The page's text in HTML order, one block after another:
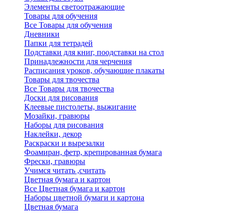
Элементы светоотражающие
Товары для обучения
Все Товары для обучения
Дневники
Папки для тетрадей
Подставки для книг, поодставки на стол
Принадлежности для черчения
Расписания уроков, обучающие плакаты
Товары для твочества
Все Товары для твочества
Доски для рисования
Клеевые пистолеты, выжигание
Мозайки, гравюры
Наборы для рисования
Наклейки, декор
Раскраски и вырезалки
Фоамиран, фетр, крепированная бумага
Фрески, гравюры
Учимся читать ,считать
Цветная бумага и картон
Все Цветная бумага и картон
Наборы цветной бумаги и картона
Цветная бумага